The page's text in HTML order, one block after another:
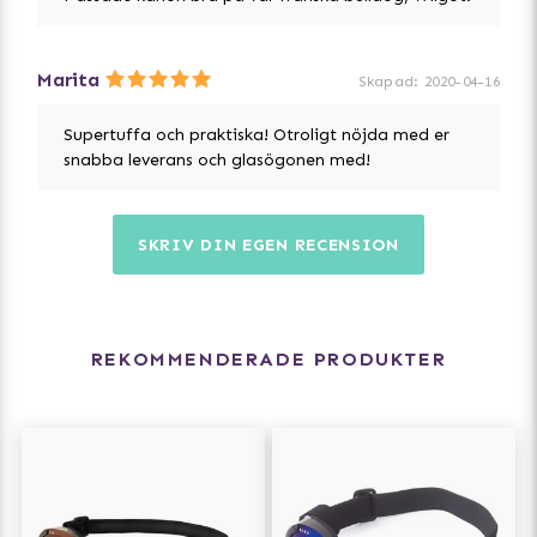
Marita Skapad: 2020-04-16
Supertuffa och praktiska! Otroligt nöjda med er
snabba leverans och glasögonen med!
SKRIV DIN EGEN RECENSION
REKOMMENDERADE PRODUKTER